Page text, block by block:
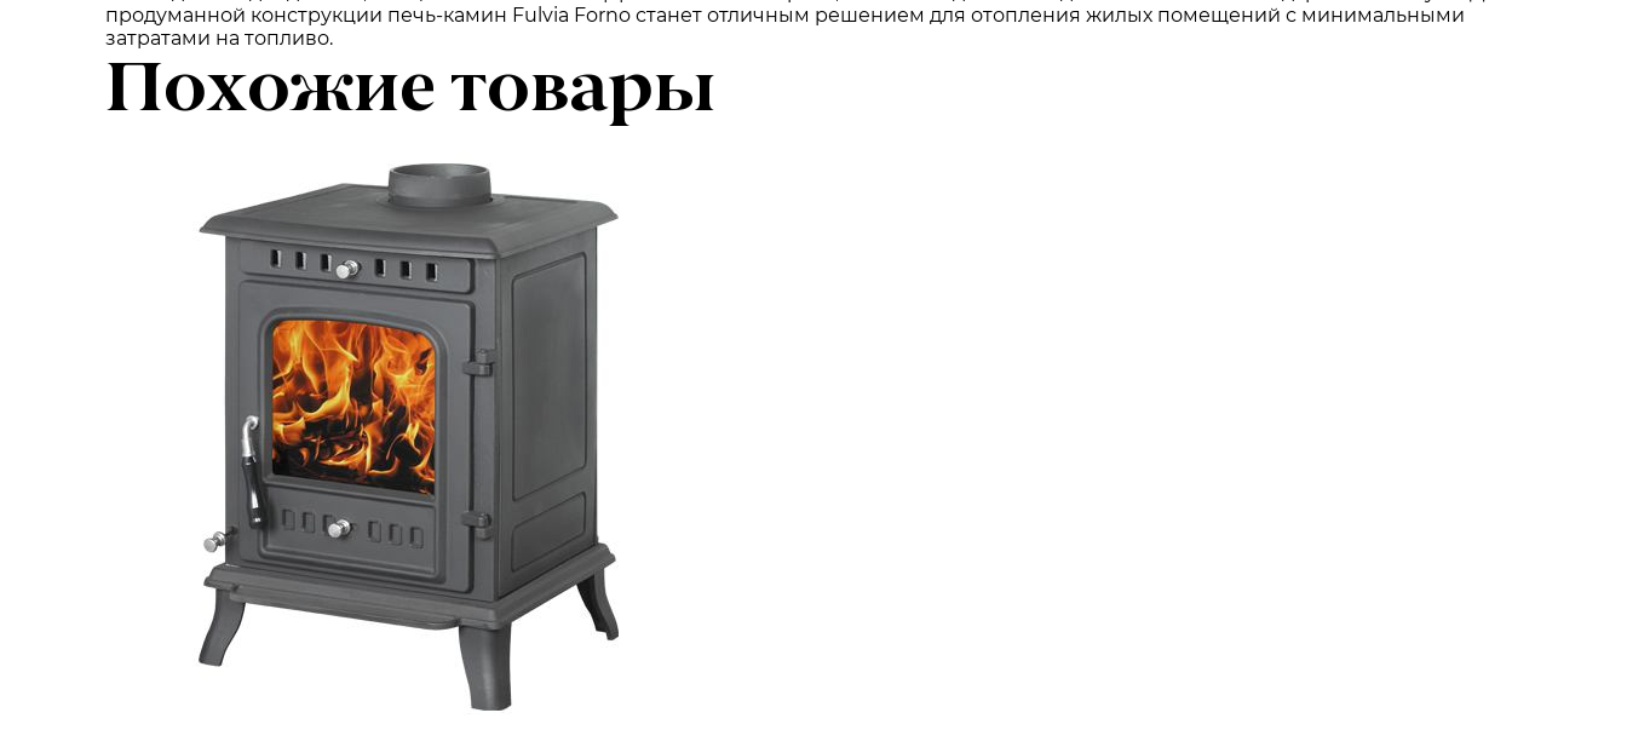
продуманной конструкции печь-камин Fulvia Forno станет отличным решением для отопления жилых помещений с минимальными
затратами на топливо.
Похожие товары